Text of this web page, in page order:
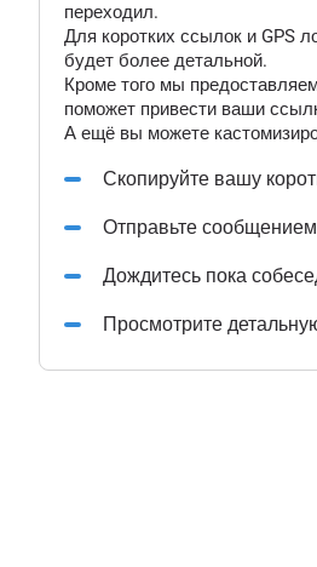
переходил.
Для коротких ссылок и GPS
будет более детальной.
Кроме того мы
поможет привести ваши
А ещё вы можете
Скопируйте вашу
Отправьте
Дождитесь пока
Просмотрите